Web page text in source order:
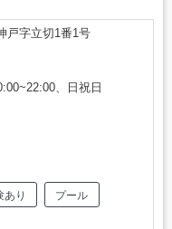
戸字立切1番1号
、日祝日
あり プール